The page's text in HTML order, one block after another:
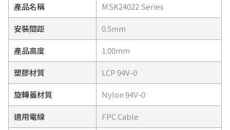
產品名稱 MSK24022 Series
安裝間距 0.5mm
產品高度 1.00mm
塑膠材質 LCP 94V-0
旋轉蓋材質 Nylon 94V-0
適用電線 FPC Cable